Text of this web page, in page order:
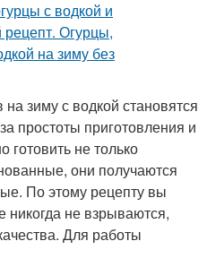
зиму с водкой становятся
простоты приготовления и
не только
они получаются
По этому рецепту вы
никогда не взрываются,
Для работы